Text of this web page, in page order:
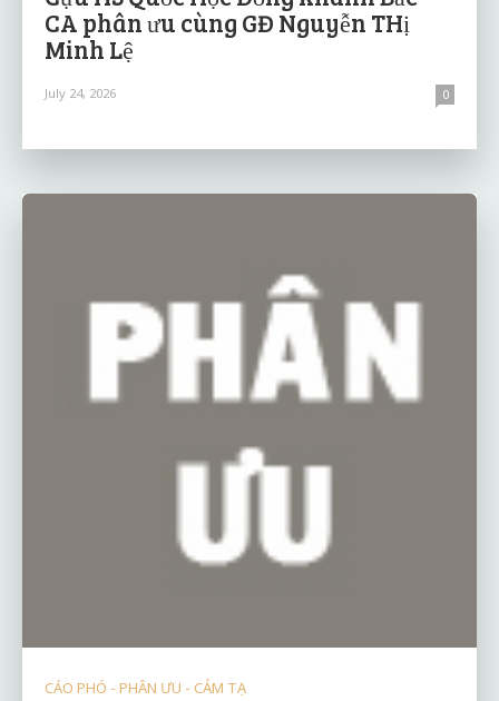
CA phân ưu cùng GĐ Nguyễn THị
Minh Lệ
July 24, 2026 0
CÁO PHÓ - PHÂN ƯU - CẢM TẠ